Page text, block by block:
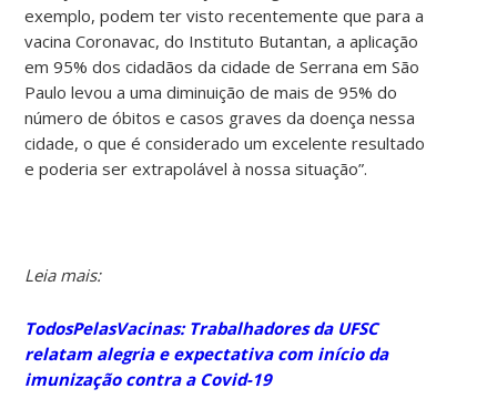
exemplo, podem ter visto recentemente que para a
vacina Coronavac, do Instituto Butantan, a aplicação
em 95% dos cidadãos da cidade de Serrana em São
Paulo levou a uma diminuição de mais de 95% do
número de óbitos e casos graves da doença nessa
cidade, o que é considerado um excelente resultado
e poderia ser extrapolável à nossa situação”.
Leia mais:
TodosPelasVacinas: Trabalhadores da UFSC
relatam alegria e expectativa com início da
imunização contra a Covid-19